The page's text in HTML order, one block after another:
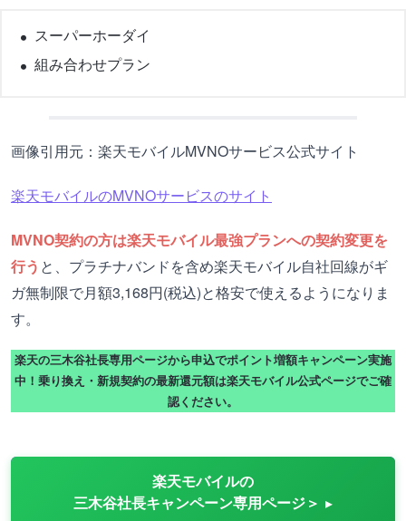
スーパーホーダイ
組み合わせプラン
画像引用元：楽天モバイルMVNOサービス公式サイト
楽天モバイルのMVNOサービスのサイト
MVNO契約の方は楽天モバイル最強プランへの契約変更を
行う と、プラチナバンドを含め楽天モバイル自社回線がギ
ガ無制限で月額3,168円(税込)と格安で使えるようになりま
す。
楽天の三木谷社長専用ページから申込でポイント増額キャンペーン実施
中！乗り換え・新規契約の最新還元額は楽天モバイル公式ページでご確
認ください。
楽天モバイルの
三木谷社長キャンペーン専用ページ＞